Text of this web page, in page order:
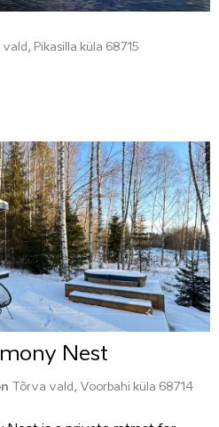
vald, Pikasilla küla 68715
Nest
Tõrva vald, Voorbahi küla 68714